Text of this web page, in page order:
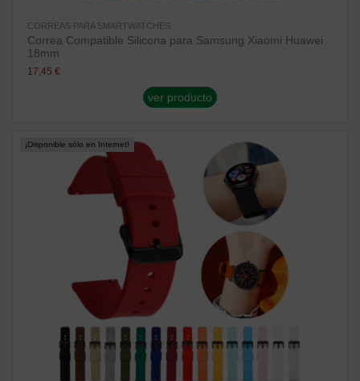
CORREAS PARA SMARTWATCHES
Correa Compatible Silicona para Samsung Xiaomi Huawei
18mm
17,45 €
ver producto
¡Disponible sólo en Internet!